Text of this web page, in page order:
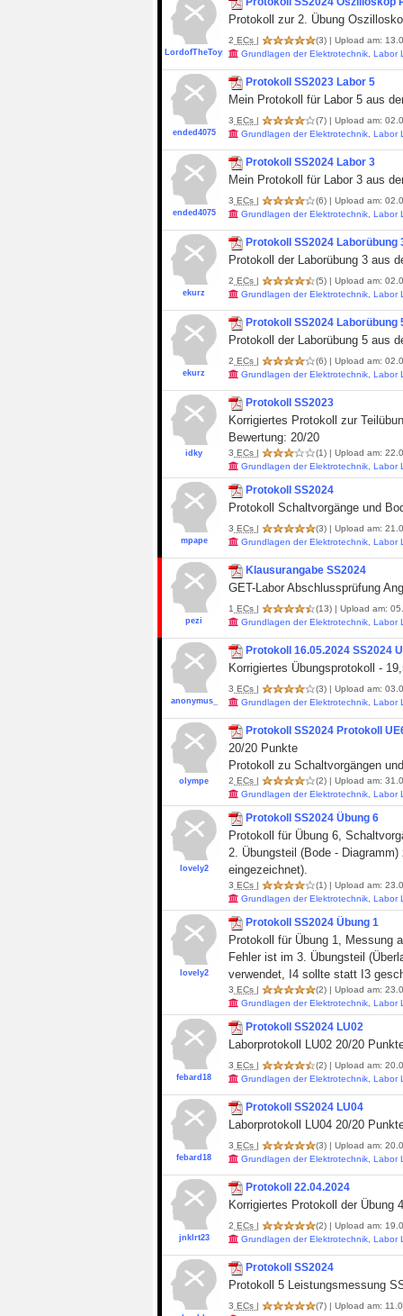
LordofTheToys
Protokoll zur 2. Übung
2 ECs | (3) | Upload am:
Grundlagen der Elektrotechnik, Labor
ended4075
Protokoll SS2023 Labor 5
Mein Protokoll für Labor 5 aus
3 ECs | (7) | Upload am:
Grundlagen der Elektrotechnik, Labor
ended4075
Protokoll SS2024 Labor 3
Mein Protokoll für Labor 3 aus
3 ECs | (6) | Upload am:
Grundlagen der Elektrotechnik, Labor
ekurz
Protokoll SS2024 Laborübung
Protokoll der Laborübung 3 aus
2 ECs | (5) | Upload am:
Grundlagen der Elektrotechnik, Labor
ekurz
Protokoll SS2024 Laborübung
Protokoll der Laborübung 5 aus
2 ECs | (6) | Upload am:
Grundlagen der Elektrotechnik, Labor
idky
Protokoll SS2023
Korrigiertes Protokoll zur
Bewertung: 20/20
3 ECs | (1) | Upload am:
Grundlagen der Elektrotechnik, Labor
mpape
Protokoll SS2024
Protokoll Schaltvorgänge und
3 ECs | (3) | Upload am:
Grundlagen der Elektrotechnik, Labor
pezi
Klausurangabe SS2024
GET-Labor Abschlussprüfung
1 ECs | (13) | Upload am:
Grundlagen der Elektrotechnik, Labor
anonymus_
Protokoll 16.05.2024 SS2024
Korrigiertes Übungsprotokoll -
3 ECs | (3) | Upload am:
Grundlagen der Elektrotechnik, Labor
olympe
Protokoll SS2024 Protokoll
20/20 Punkte
Protokoll zu Schaltvorgängen
2 ECs | (2) | Upload am:
Grundlagen der Elektrotechnik, Labor
lovely2
Protokoll SS2024 Übung 6
Protokoll für Übung 6,
2. Übungsteil (Bode -
eingezeichnet).
3 ECs | (1) | Upload am:
Grundlagen der Elektrotechnik, Labor
lovely2
Protokoll SS2024 Übung 1
Protokoll für Übung 1, Messung
Fehler ist im 3. Übungsteil
verwendet, I4 sollte statt I3
3 ECs | (2) | Upload am:
Grundlagen der Elektrotechnik, Labor
febard18
Protokoll SS2024 LU02
Laborprotokoll LU02 20/20
3 ECs | (2) | Upload am:
Grundlagen der Elektrotechnik, Labor
febard18
Protokoll SS2024 LU04
Laborprotokoll LU04 20/20
3 ECs | (3) | Upload am:
Grundlagen der Elektrotechnik, Labor
jnklrt23
Protokoll 22.04.2024
Korrigiertes Protokoll der Übung
2 ECs | (2) | Upload am:
Grundlagen der Elektrotechnik, Labor
Protokoll SS2024
Protokoll 5 Leistungsmessung
3 ECs | (7) | Upload am: